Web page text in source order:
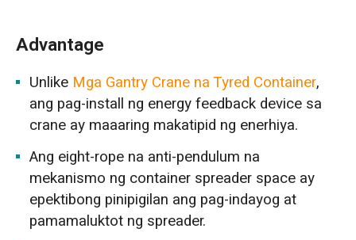
Advantage
Unlike Mga Gantry Crane na Tyred Container,
ang pag-install ng energy feedback device sa
crane ay maaaring makatipid ng enerhiya.
Ang eight-rope na anti-pendulum na
mekanismo ng container spreader space ay
epektibong pinipigilan ang pag-indayog at
pamamaluktot ng spreader.